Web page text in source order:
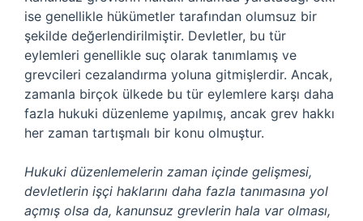
ise genellikle hükümetler tarafından olumsuz bir
şekilde değerlendirilmiştir. Devletler, bu tür
eylemleri genellikle suç olarak tanımlamış ve
grevcileri cezalandırma yoluna gitmişlerdir. Ancak,
zamanla birçok ülkede bu tür eylemlere karşı daha
fazla hukuki düzenleme yapılmış, ancak grev hakkı
her zaman tartışmalı bir konu olmuştur.
Hukuki düzenlemelerin zaman içinde gelişmesi,
devletlerin işçi haklarını daha fazla tanımasına yol
açmış olsa da, kanunsuz grevlerin hala var olması,